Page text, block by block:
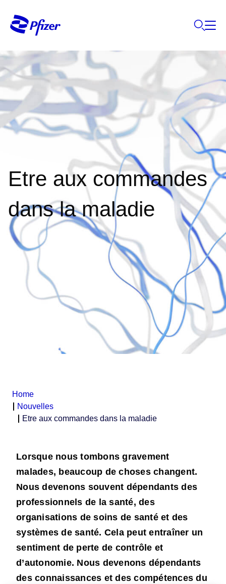
Etre aux commandes
dans la maladie
Home
Nouvelles
Etre aux commandes dans la maladie
Lorsque nous tombons gravement
malades, beaucoup de choses changent.
Nous devenons souvent dépendants des
professionnels de la santé, des
organisations de soins de santé et des
systèmes de santé. Cela peut entraîner un
sentiment de perte de contrôle et
d’autonomie. Nous devenons dépendants
des connaissances et des compétences du